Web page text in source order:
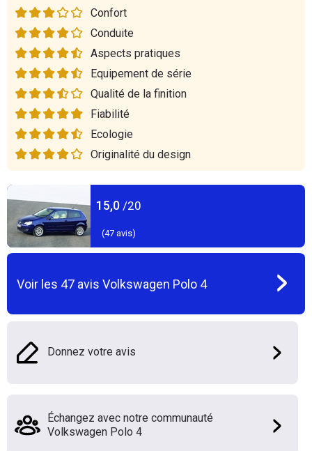
Confort
Conduite
Aspects pratiques
Equipement de série
Qualité de la finition
Fiabilité
Ecologie
Originalité du design
15,0 /20
(47 avis)
Voir les 47 avis Volkswagen Polo 4
Donnez votre avis
Échangez avec notre communauté
Volkswagen Polo 4